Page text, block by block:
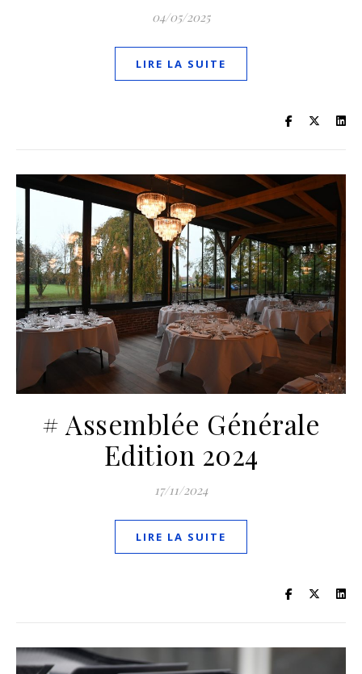
04/05/2025
LIRE LA SUITE
# Assemblée Générale
Edition 2024
17/11/2024
LIRE LA SUITE